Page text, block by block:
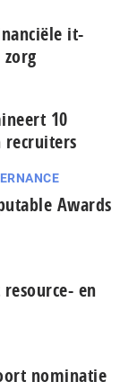
it-
10
recruiters
Awards
en
nominatie